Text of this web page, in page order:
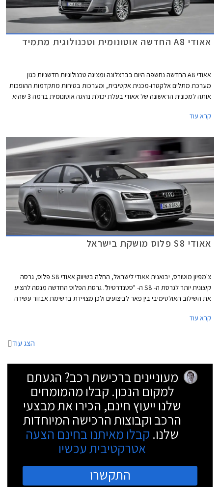
אאודי A8 החדשה אוטונומית וטכנולוגית מתמיד
אאודי A8 החדשה נחשפה היום בברצלונה ומציגה טכנולוגיות חדשניות כגון
מערכת מתלים אלקטרו-מכנית אקטיבית, ומערכות בטיחות מתקדמות ההופכות
אותה למכונית הראשונה של אאודי בעלת יכולת נהיגה אוטונומית ברמה 3 שהיא
קרא עוד
אאודי S8 פלוס מושקת בישראל
צ'מפיון מוטורס, יבואנית אאודי לישראל, החלה בשיווק אאודי S8 פלוס, גרסה
קיצונית יותר לגרסת ה- S8 ה- "סטנדרטית". גרסת הפלוס החדשה מנסה להציע
את השילוב האולטימיבי בין פאר לביצועים ולכן מצויידת ברשימת אבזור עשירה
קרא עוד
הצג עוד
מעוניינים ברכישת רכב? הגעתם
למקום הנכון. קבלו מהמומחים
שלנו ייעוץ חינם, הכירו את מבצעי
הרכב וקבוצות הרכישה המיוחדות
שלנו. קבלו מאיתנו בחינם הצעה
אטרקטיבית עכשיו
התקשרו